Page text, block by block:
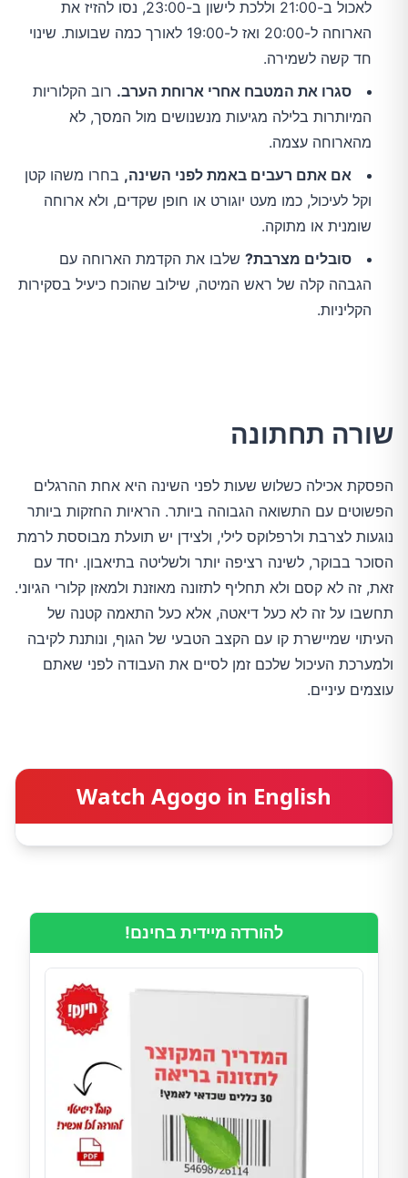
לאכול ב-21:00 וללכת לישון ב-23:00, נסו להזיז את
הארוחה ל-20:00 ואז ל-19:00 לאורך כמה שבועות. שינוי
חד קשה לשמירה.
סגרו את המטבח אחרי ארוחת הערב. רוב הקלוריות
המיותרות בלילה מגיעות מנשנושים מול המסך, לא
מהארוחה עצמה.
אם אתם רעבים באמת לפני השינה, בחרו משהו קטן
וקל לעיכול, כמו מעט יוגורט או חופן שקדים, ולא ארוחה
שומנית או מתוקה.
סובלים מצרבת? שלבו את הקדמת הארוחה עם
הגבהה קלה של ראש המיטה, שילוב שהוכח כיעיל בסקירות
הקליניות.
שורה תחתונה
הפסקת אכילה כשלוש שעות לפני השינה היא אחת ההרגלים
הפשוטים עם התשואה הגבוהה ביותר. הראיות החזקות ביותר
נוגעות לצרבת ולרפלוקס לילי, ולצידן יש תועלת מבוססת לרמת
הסוכר בבוקר, לשינה רציפה יותר ולשליטה בתיאבון. יחד עם
זאת, זה לא קסם ולא תחליף לתזונה מאוזנת ולמאזן קלורי הגיוני.
תחשבו על זה לא כעל דיאטה, אלא כעל התאמה קטנה של
העיתוי שמיישרת קו עם הקצב הטבעי של הגוף, ונותנת לקיבה
ולמערכת העיכול שלכם זמן לסיים את העבודה לפני שאתם
עוצמים עיניים.
Watch Agogo in English
להורדה מיידית בחינם!